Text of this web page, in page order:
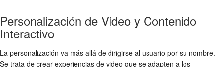
Personalización de Video y Contenido
Interactivo
La personalización va más allá de dirigirse al usuario por su nombre.
Se trata de crear experiencias de video que se adapten a los